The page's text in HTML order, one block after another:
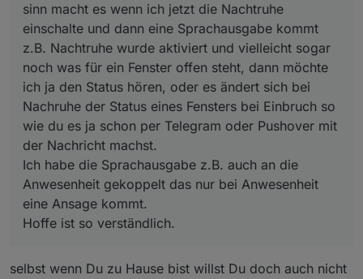
Anwesenheit gekoppelt das nur bei Anwesenheit
eine Ansage kommt.
Hoffe ist so verständlich.
sinn macht es wenn ich jetzt die Nachtruhe
einschalte und dann eine Sprachausgabe kommt
z.B. Nachtruhe wurde aktiviert und vielleicht sogar
noch was für ein Fenster offen steht, dann möchte
ich ja den Status hören, oder es ändert sich bei
Nachruhe der Status eines Fensters bei Einbruch so
wie du es ja schon per Telegram oder Pushover mit
der Nachricht machst.
Ich habe die Sprachausgabe z.B. auch an die
Anwesenheit gekoppelt das nur bei Anwesenheit
eine Ansage kommt.
Hoffe ist so verständlich.
selbst wenn Du zu Hause bist willst Du doch auch nicht